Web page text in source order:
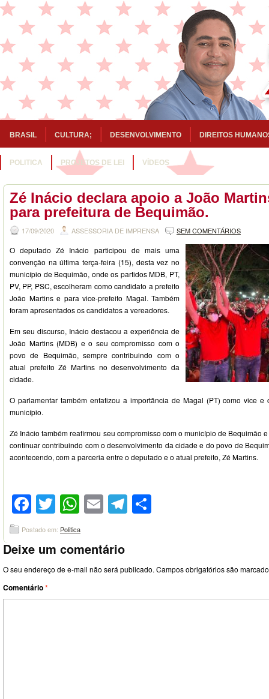
BRASIL CULTURA; DESENVOLVIMENTO DIREITOS
POLITICA PROJETOS DE LEI VÍDEOS
Zé Inácio declara apoio a João
para prefeitura de Bequimão.
17/09/2020 ASSESSORIA DE IMPRENSA SEM COMENTÁRIOS
O deputado Zé Inácio participou de mais uma
convenção na última terça-feira (15), desta vez no
município de Bequimão, onde os partidos MDB, PT,
PV, PP, PSC, escolheram como candidato a prefeito
João Martins e para vice-prefeito Magal. Também
foram apresentados os candidatos a vereadores.
Em seu discurso, Inácio destacou a experiência de
João Martins (MDB) e o seu compromisso com o
povo de Bequimão, sempre contribuindo com o
atual prefeito Zé Martins no desenvolvimento da
cidade.
O parlamentar também enfatizou a importância de Magal (PT) como vice
município.
Zé Inácio também reafirmou seu compromisso com o município de Bequimão
continuar contribuindo com o desenvolvimento da cidade e do povo de
acontecendo, com a parceria entre o deputado e o atual prefeito, Zé Martins.
Facebook
Twitter
WhatsApp
EmailTelegram
Postado em: Politica
Deixe um comentário
O seu endereço de e-mail não será publicado. Campos obrigatórios são
Comentário*